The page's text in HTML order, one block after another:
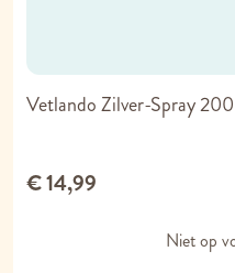
Vetlando Zilver-Spray
€ 14,99
Niet op